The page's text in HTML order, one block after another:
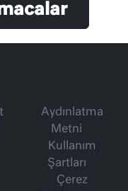
Aydınlatma
Metni
Kullanım
Şartları
Çerez